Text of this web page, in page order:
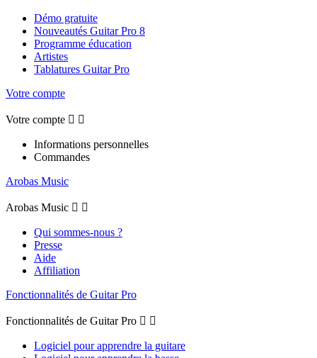
Démo gratuite
Nouveautés Guitar Pro 8
Programme éducation
Artistes
Tablatures Guitar Pro
Votre compte
Votre compte  
Informations personnelles
Commandes
Arobas Music
Arobas Music  
Qui sommes-nous ?
Presse
Aide
Affiliation
Fonctionnalités de Guitar Pro
Fonctionnalités de Guitar Pro  
Logiciel pour apprendre la guitare